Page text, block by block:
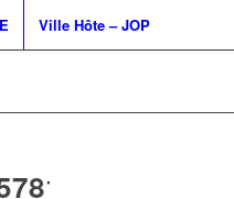
Ville Hôte – JOP